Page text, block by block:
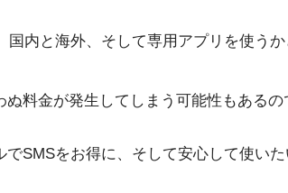
国内と海外、そして専用アプリを使う
料金が発生してしまう可能性もあるの
でSMSをお得に、そして安心して使い